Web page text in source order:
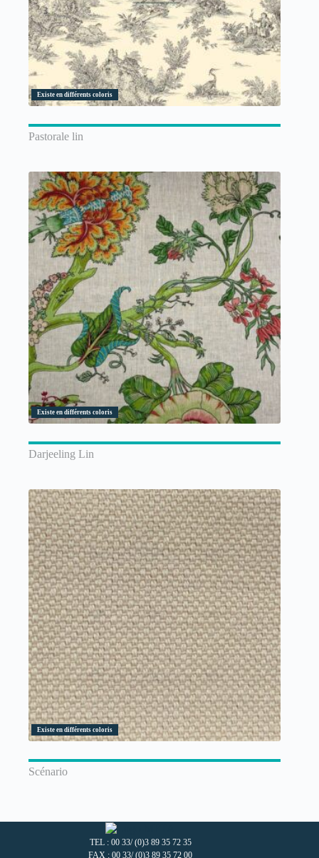
Existe en différents coloris
Pastorale lin
Existe en différents coloris
Darjeeling Lin
Existe en différents coloris
Scénario
TEL : 00 33/ (0)3 89 35 72 35
FAX : 00 33/ (0)3 89 35 72 00